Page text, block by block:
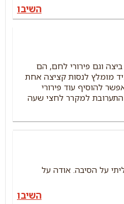
השיבו
וגם פירורי לחם, הם
מומלץ לנסות קציצה אחת
להוסיף עוד פירורי
למקרר לחצי שעה
על הסיבה. אודה על
השיבו